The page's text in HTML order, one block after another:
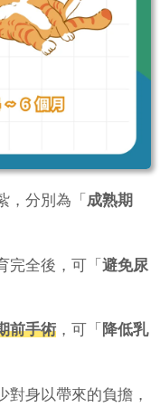
，分別為「 成熟期
完全後，可「 避免尿
前手術 ，可「 降低乳
對身以帶來的負擔，